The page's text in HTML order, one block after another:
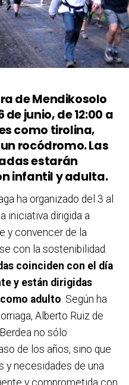
de Mendikosolo
junio, de 12:00 a
como tirolina,
rocódromo. Las
estarán
infantil y adulta.
ha organizado del 3 al
iniciativa dirigida a
y convencer de la
con la sostenibilidad.
coinciden con el día
y están dirigidas
adulto . Según ha
Alberto Ruiz de
no sólo
de los años, sino que
y necesidades de una
y comprometida con